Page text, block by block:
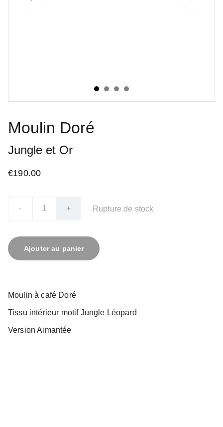
Moulin Doré
Jungle et Or
€190.00
- + Rupture de stock
Ajouter au panier
Moulin à café Doré
Tissu intérieur motif Jungle Léopard
Version Aimantée